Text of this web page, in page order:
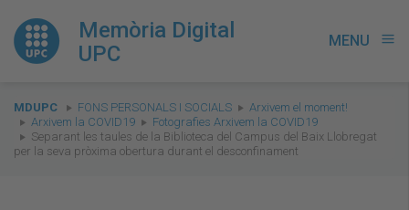
Memòria Digital
UPC
MENU menu
You
are
here:
MDUPC FONS PERSONALS I SOCIALS
Arxivem el moment!
Arxivem la COVID19
Fotografies Arxivem la COVID19
Separant les taules de la Biblioteca del Campus del Baix Llobregat
per la seva pròxima obertura durant el desconfinament